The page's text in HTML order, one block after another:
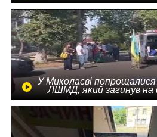
У Миколаєві попрощалися
ЛШМД, який загинув на